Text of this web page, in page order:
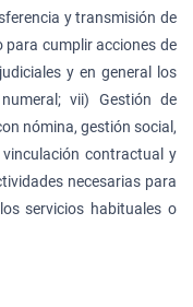
y transmisión de
para cumplir acciones de
y en general los
vii) Gestión de
nómina, gestión social,
contractual y
necesarias para
servicios habituales o